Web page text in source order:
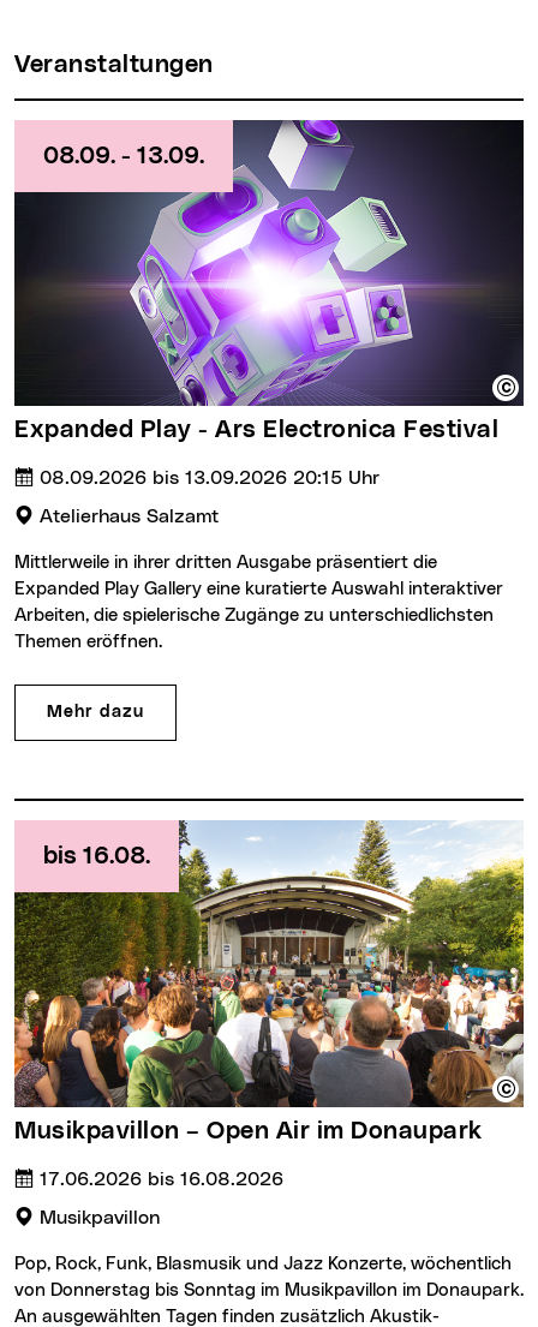
Veranstaltungen
Expanded Play - Ars Electronica Festival
Termin:
08.09.2026 bis 13.09.2026 Uhrzeit :
20:15 Uhr
Veranstaltungsort:
Atelierhaus Salzamt
Mittlerweile in ihrer dritten Ausgabe präsentiert die
Expanded Play Gallery eine kuratierte Auswahl interaktiver
Arbeiten, die spielerische Zugänge zu unterschiedlichsten
Themen eröffnen.
Mehr dazu
08.09. - 13.09.
Musikpavillon – Open Air im Donaupark
Termin:
17.06.2026 bis 16.08.2026
Veranstaltungsort:
Musikpavillon
Pop, Rock, Funk, Blasmusik und Jazz Konzerte, wöchentlich
von Donnerstag bis Sonntag im Musikpavillon im Donaupark.
An ausgewählten Tagen finden zusätzlich Akustik-
bis 16.08.